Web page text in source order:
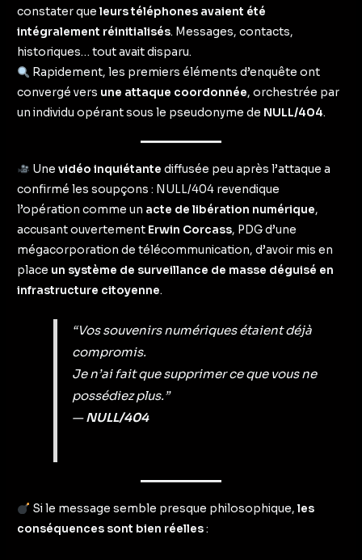
constater queleurs téléphones avaient été
intégralement réinitialisés. Messages, contacts,
historiques… tout avait disparu.
Rapidement, les premiers éléments d’enquête ont
convergé vers une attaque coordonnée, orchestrée par
un individu opérant sous le pseudonyme de NULL/404.
Une vidéo inquiétante diffusée peu après l’attaque a
confirmé les soupçons : NULL/404 revendique
l’opération comme un acte de libération numérique,
accusant ouvertement Erwin Corcass, PDG d’une
mégacorporation de télécommunication, d’avoir mis en
place un système de surveillance de masse déguisé en
infrastructure citoyenne.
“Vos souvenirs numériques étaient déjà
compromis.
Je n’ai fait que supprimer ce que vous ne
possédiez plus.”
—NULL/404
Si le message semble presque philosophique, les
conséquences sont bien réelles: